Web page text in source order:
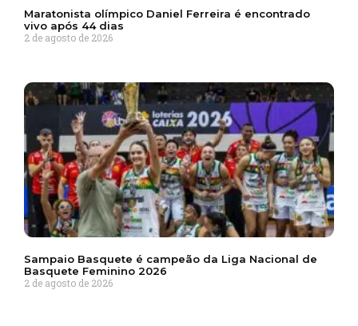
Maratonista olímpico Daniel Ferreira é encontrado
vivo após 44 dias
2 de agosto de 2026
Sampaio Basquete é campeão da Liga Nacional de
Basquete Feminino 2026
2 de agosto de 2026